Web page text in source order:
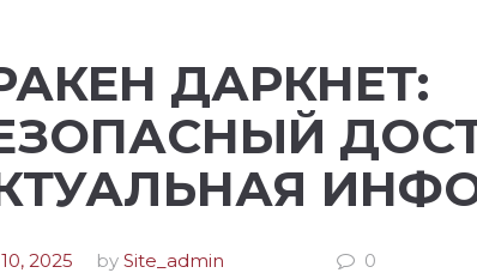
ДАРКНЕТ:
2025 by Site_admin 0